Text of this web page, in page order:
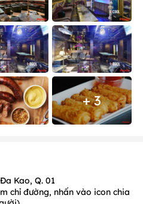
+ 3
Kao, Q. 01
chỉ đường, nhấn vào icon chia